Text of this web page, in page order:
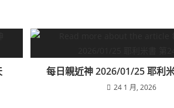
每日親近神 2026/01/25 耶利
24 1 月, 2026